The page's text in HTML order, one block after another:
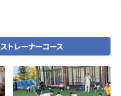
トレーナーコース